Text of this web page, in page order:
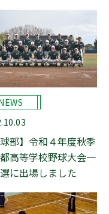
球部】令和４年度秋季
高等学校野球大会一
に出場しました